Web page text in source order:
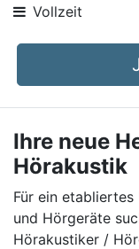
Vollzeit
Ihre neue
Hörakustik
Für ein
und Hörgeräte
Hörakustiker /